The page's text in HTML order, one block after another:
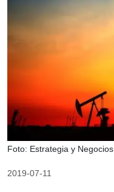
Foto: Estrategia y Negocios
2019-07-11